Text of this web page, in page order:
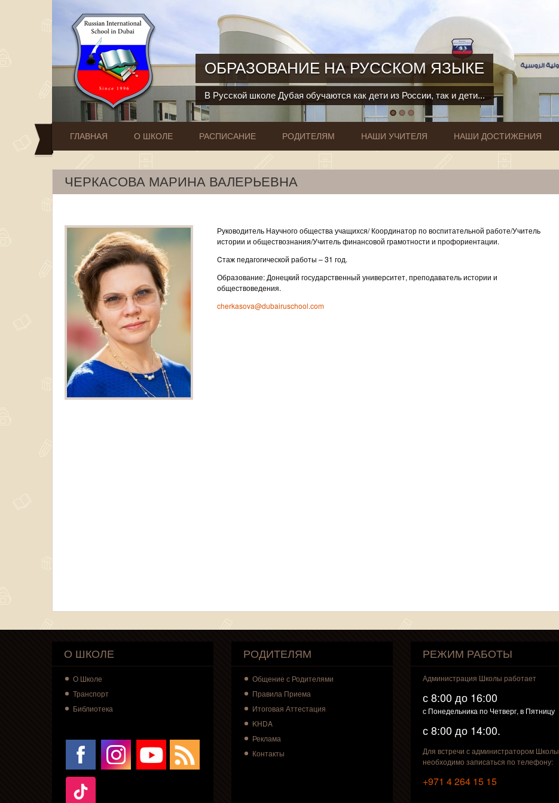
ОБРАЗОВАНИЕ НА РУССКОМ ЯЗЫКЕ
В Русской школе Дубая обучаются как дети из России, так и дети...
ГЛАВНАЯ О ШКОЛЕ РАСПИСАНИЕ РОДИТЕЛЯМ НАШИ УЧИТЕЛЯ НАШИ ДОСТИЖЕНИЯ
ЧЕРКАСОВА МАРИНА ВАЛЕРЬЕВНА
Руководитель Научного общества учащихся/ Координатор по воспитательной работе/Учитель
истории и обществознания/Учитель финансовой грамотности и профориентации.
Cтаж педагогической работы – 31 год.
Образование: Донецкий государственный университет, преподаватель истории и
обществоведения.
cherkasova@dubairuschool.com
О ШКОЛЕ
О Школе
Транспорт
Библиотека
РОДИТЕЛЯМ
Общение с Родителями
Правила Приема
Итоговая Аттестация
KHDA
Реклама
Контакты
РЕЖИМ РАБОТЫ
Администрация Школы работает
с 8:00 до 16:00
с Понедельника по Четверг, в Пятницу
с 8:00 до 14:00.
Для встречи с администратором Школы
необходимо записаться по телефону:
+971 4 264 15 15